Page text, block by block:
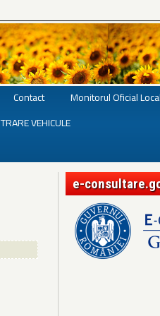
Contact
Monitorul Oficial Local
VEHICULE
e-